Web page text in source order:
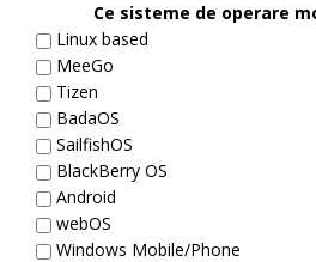
Ce sisteme de operare
Linux based
MeeGo
Tizen
BadaOS
SailfishOS
BlackBerry OS
Android
webOS
Windows Mobile/Phone